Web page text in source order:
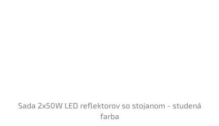
Sada 2x50W LED reflektorov so stojanom - studená
farba